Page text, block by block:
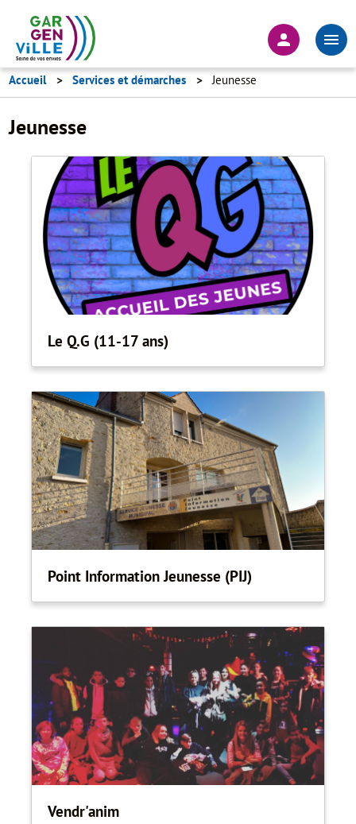
principal
En-
tête
Connexion
Accueil Services et démarches Jeunesse
Jeunesse
Le Q.G (11-17 ans)
Point Information Jeunesse (PIJ)
Vendr'anim